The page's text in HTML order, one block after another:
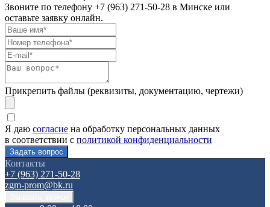
Звоните по телефону +7 (963) 271-50-28 в Минске или
оставьте заявку онлайн.
Прикрепить файлы (реквизиты, документацию, чертежи)
Я даю согласие на обработку персональных данных
в соответствии с политикой конфиденциальности
Контакты
+7 (963) 271-50-28
zgm-prom@bk.ru